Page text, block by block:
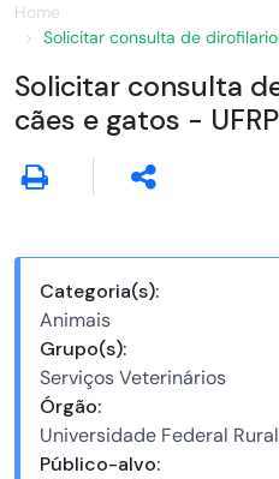
Home
Solicitar consulta de
Solicitar consulta
cães e gatos -
Categoria(s):
Animais
Grupo(s):
Serviços Veterinários
Órgão:
Universidade Federal
Público-alvo: